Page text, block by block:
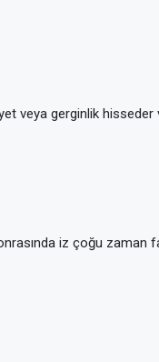
veya gerginlik hisseder
iz çoğu zaman